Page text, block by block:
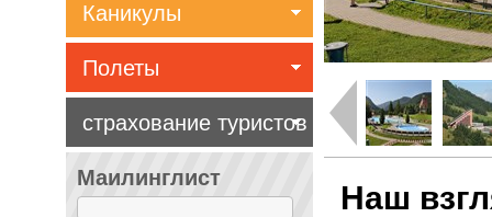
Наш
Каникулы
Маилинглист
Полеты
страхование туристов